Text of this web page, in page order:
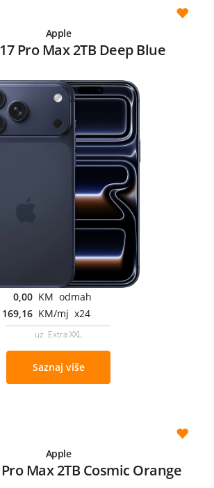
Apple
Pro Max 2TB Deep Blue
0,00 KM odmah
169,16 KM/mj x24
uz Extra XXL
Saznaj više
Apple
Max 2TB Cosmic Orange